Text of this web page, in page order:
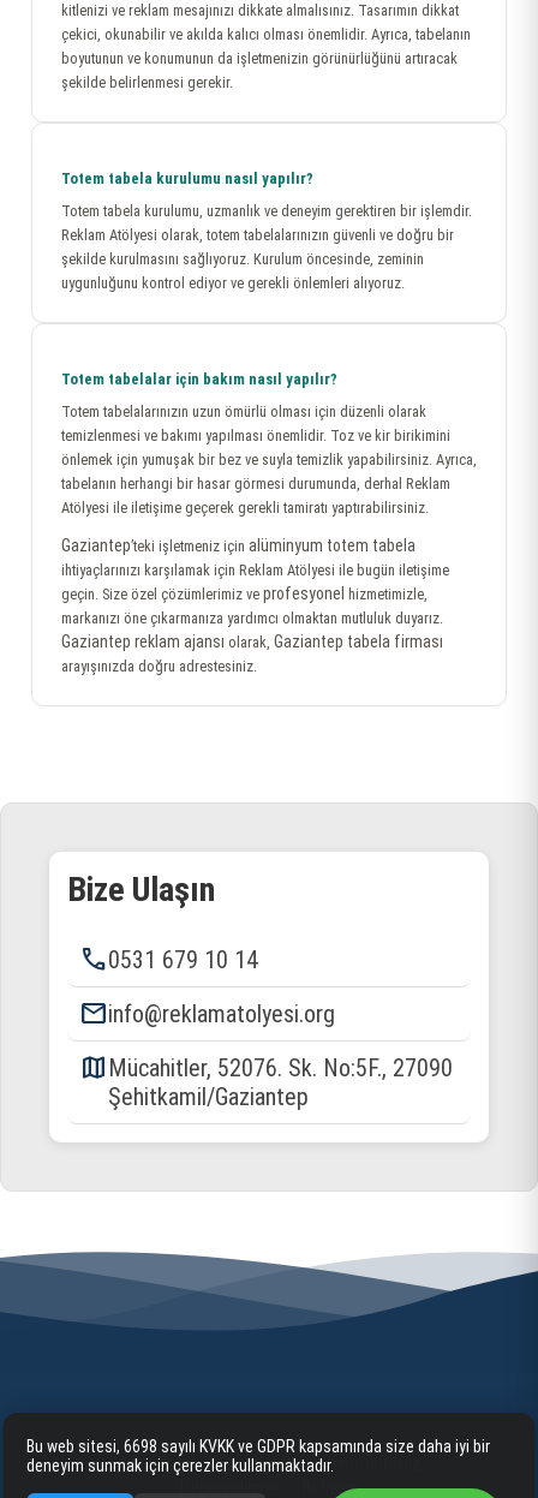
kitlenizi ve reklam mesajınızı dikkate almalısınız. Tasarımın dikkat
çekici, okunabilir ve akılda kalıcı olması önemlidir. Ayrıca, tabelanın
boyutunun ve konumunun da işletmenizin görünürlüğünü artıracak
şekilde belirlenmesi gerekir.
Totem tabela kurulumu nasıl yapılır?
Totem tabela kurulumu, uzmanlık ve deneyim gerektiren bir işlemdir.
Reklam Atölyesi olarak, totem tabelalarınızın güvenli ve doğru bir
şekilde kurulmasını sağlıyoruz. Kurulum öncesinde, zeminin
uygunluğunu kontrol ediyor ve gerekli önlemleri alıyoruz.
Totem tabelalar için bakım nasıl yapılır?
Totem tabelalarınızın uzun ömürlü olması için düzenli olarak
temizlenmesi ve bakımı yapılması önemlidir. Toz ve kir birikimini
önlemek için yumuşak bir bez ve suyla temizlik yapabilirsiniz. Ayrıca,
tabelanın herhangi bir hasar görmesi durumunda, derhal Reklam
Atölyesi ile iletişime geçerek gerekli tamiratı yaptırabilirsiniz.
Gaziantep’teki işletmeniz için alüminyum totem tabela
ihtiyaçlarınızı karşılamak için Reklam Atölyesi ile bugün iletişime
geçin. Size özel çözümlerimiz ve profesyonel hizmetimizle,
markanızı öne çıkarmanıza yardımcı olmaktan mutluluk duyarız.
Gaziantep reklam ajansı olarak, Gaziantep tabela firması
arayışınızda doğru adrestesiniz.
Bize Ulaşın
phone0531 679 10 14
emailinfo@reklamatolyesi.org
map Mücahitler, 52076. Sk. No:5F., 27090
Şehitkamil/Gaziantep
Anasayfa Kurumsal
Hizmetlerimiz
Bilgilendirme
İletişim
Bu web sitesi, 6698 sayılı KVKK ve GDPR kapsamında size daha iyi bir
deneyim sunmak için çerezler kullanmaktadır.